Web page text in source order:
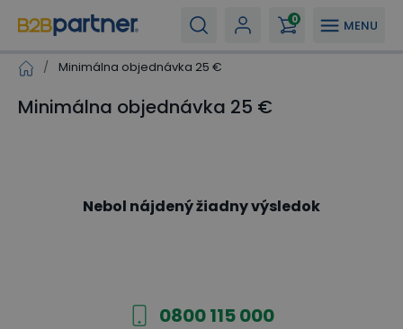
MENU
0
/ Minimálna objednávka 25 €
Minimálna objednávka 25 €
Nebol nájdený žiadny výsledok
0800 115 000